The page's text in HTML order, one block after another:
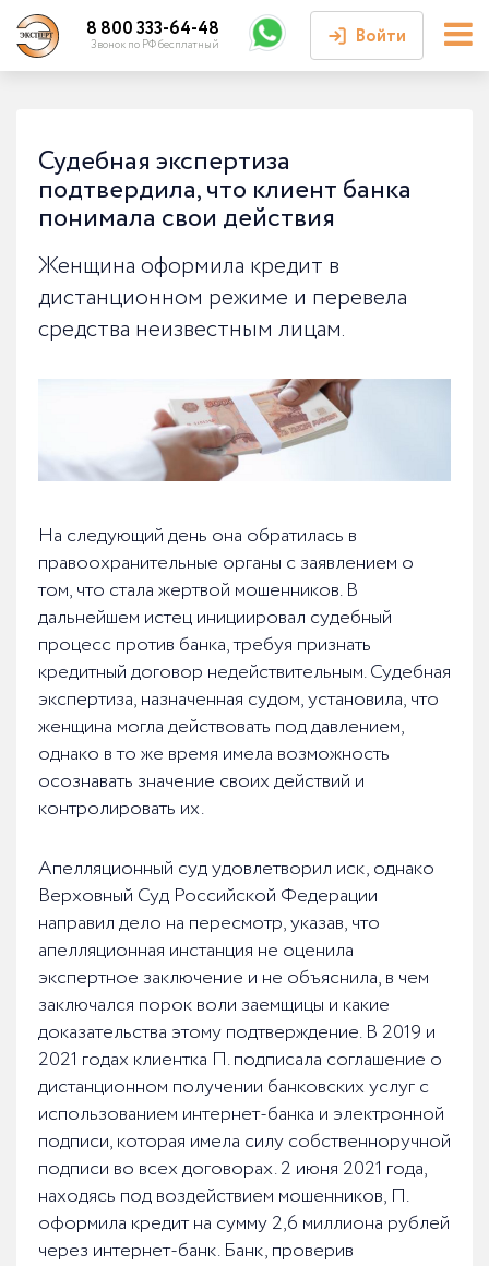
Войти
Личный кабинет
8 800 333-64-48
Звонок по РФ бесплатный
Судебная экспертиза
подтвердила, что клиент банка
понимала свои действия
Женщина оформила кредит в
дистанционном режиме и перевела
средства неизвестным лицам.
На следующий день она обратилась в
правоохранительные органы с заявлением о
том, что стала жертвой мошенников. В
дальнейшем истец инициировал судебный
процесс против банка, требуя признать
кредитный договор недействительным. Судебная
экспертиза, назначенная судом, установила, что
женщина могла действовать под давлением,
однако в то же время имела возможность
осознавать значение своих действий и
контролировать их.
Апелляционный суд удовлетворил иск, однако
Верховный Суд Российской Федерации
направил дело на пересмотр, указав, что
апелляционная инстанция не оценила
экспертное заключение и не объяснила, в чем
заключался порок воли заемщицы и какие
доказательства этому подтверждение. В 2019 и
2021 годах клиентка П. подписала соглашение о
дистанционном получении банковских услуг с
использованием интернет-банка и электронной
подписи, которая имела силу собственноручной
подписи во всех договорах. 2 июня 2021 года,
находясь под воздействием мошенников, П.
оформила кредит на сумму 2,6 миллиона рублей
через интернет-банк. Банк, проверив